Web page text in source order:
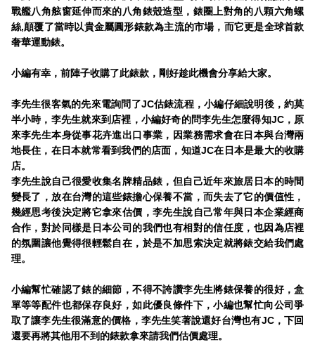
戰艦八角舷窗延伸而來的八角錶殼造型，錶圈上對角的八顆六角螺
絲,顛覆了當時以貴金屬圓形錶款為主流的市場， 而它更是全球首款
奢華運動錶。
小編有幸，前陣子收購了此錶款，剛好趁此機會分享給大家。
李先生很客氣的先來電詢問了JC估錶流程，小編仔細說明後，約莫
半小時，李先生就來到店裡，小編好奇的問李先生怎麼得知JC，原
來李先生本身從事花卉進出口事業，因業務需求會在日本與台灣兩
地長住，在日本就常看到我們的店面，知道JC在日本是最大的收購
店。
李先生說自己很愛收集名牌精品錶，但自己近年來旅居日本的時間
變長了，放在台灣的這些錶擔心保養不當，而失去了它的價值性，
幾經思考後決定將它拿來估價，李先生說自己常年與日本企業經商
合作，對於同樣是日本公司的我們也有相對的信任度，也因為店裡
的氛圍讓他覺得很輕鬆自在，於是不加思索決定就將錶交給我們處
理。
小編幫忙確認了錶的細節，不得不誇讚李先生將錶保養的很好，盒
單等等配件也都保存良好，如此優良條件下，小編也幫忙向公司爭
取了讓李先生很滿意的價格，李先生笑著說還好台灣也有JC，下回
還要再將其他用不到的錶款拿來請我們估價處理。